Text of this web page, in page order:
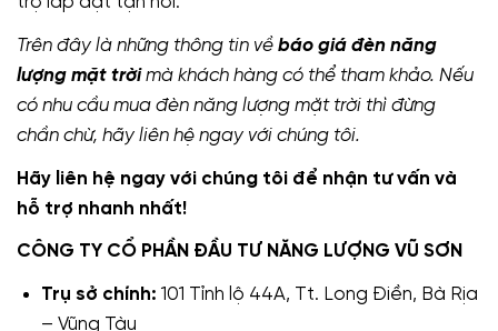
Trên đây là những thông tin về báo giá đèn năng
lượng mặt trờimà khách hàng có thể tham khảo. Nếu
có nhu cầu mua đèn năng lượng mặt trời thì đừng
chần chừ, hãy liên hệ ngay với chúng tôi.
Hãy liên hệ ngay với chúng tôi để nhận tư vấn và
hỗ trợ nhanh nhất!
CÔNG TY CỔ PHẦN ĐẦU TƯ NĂNG LƯỢNG VŨ SƠN
Trụ sở chính: 101 Tỉnh lộ 44A, Tt. Long Điền, Bà Rịa
– Vũng Tàu